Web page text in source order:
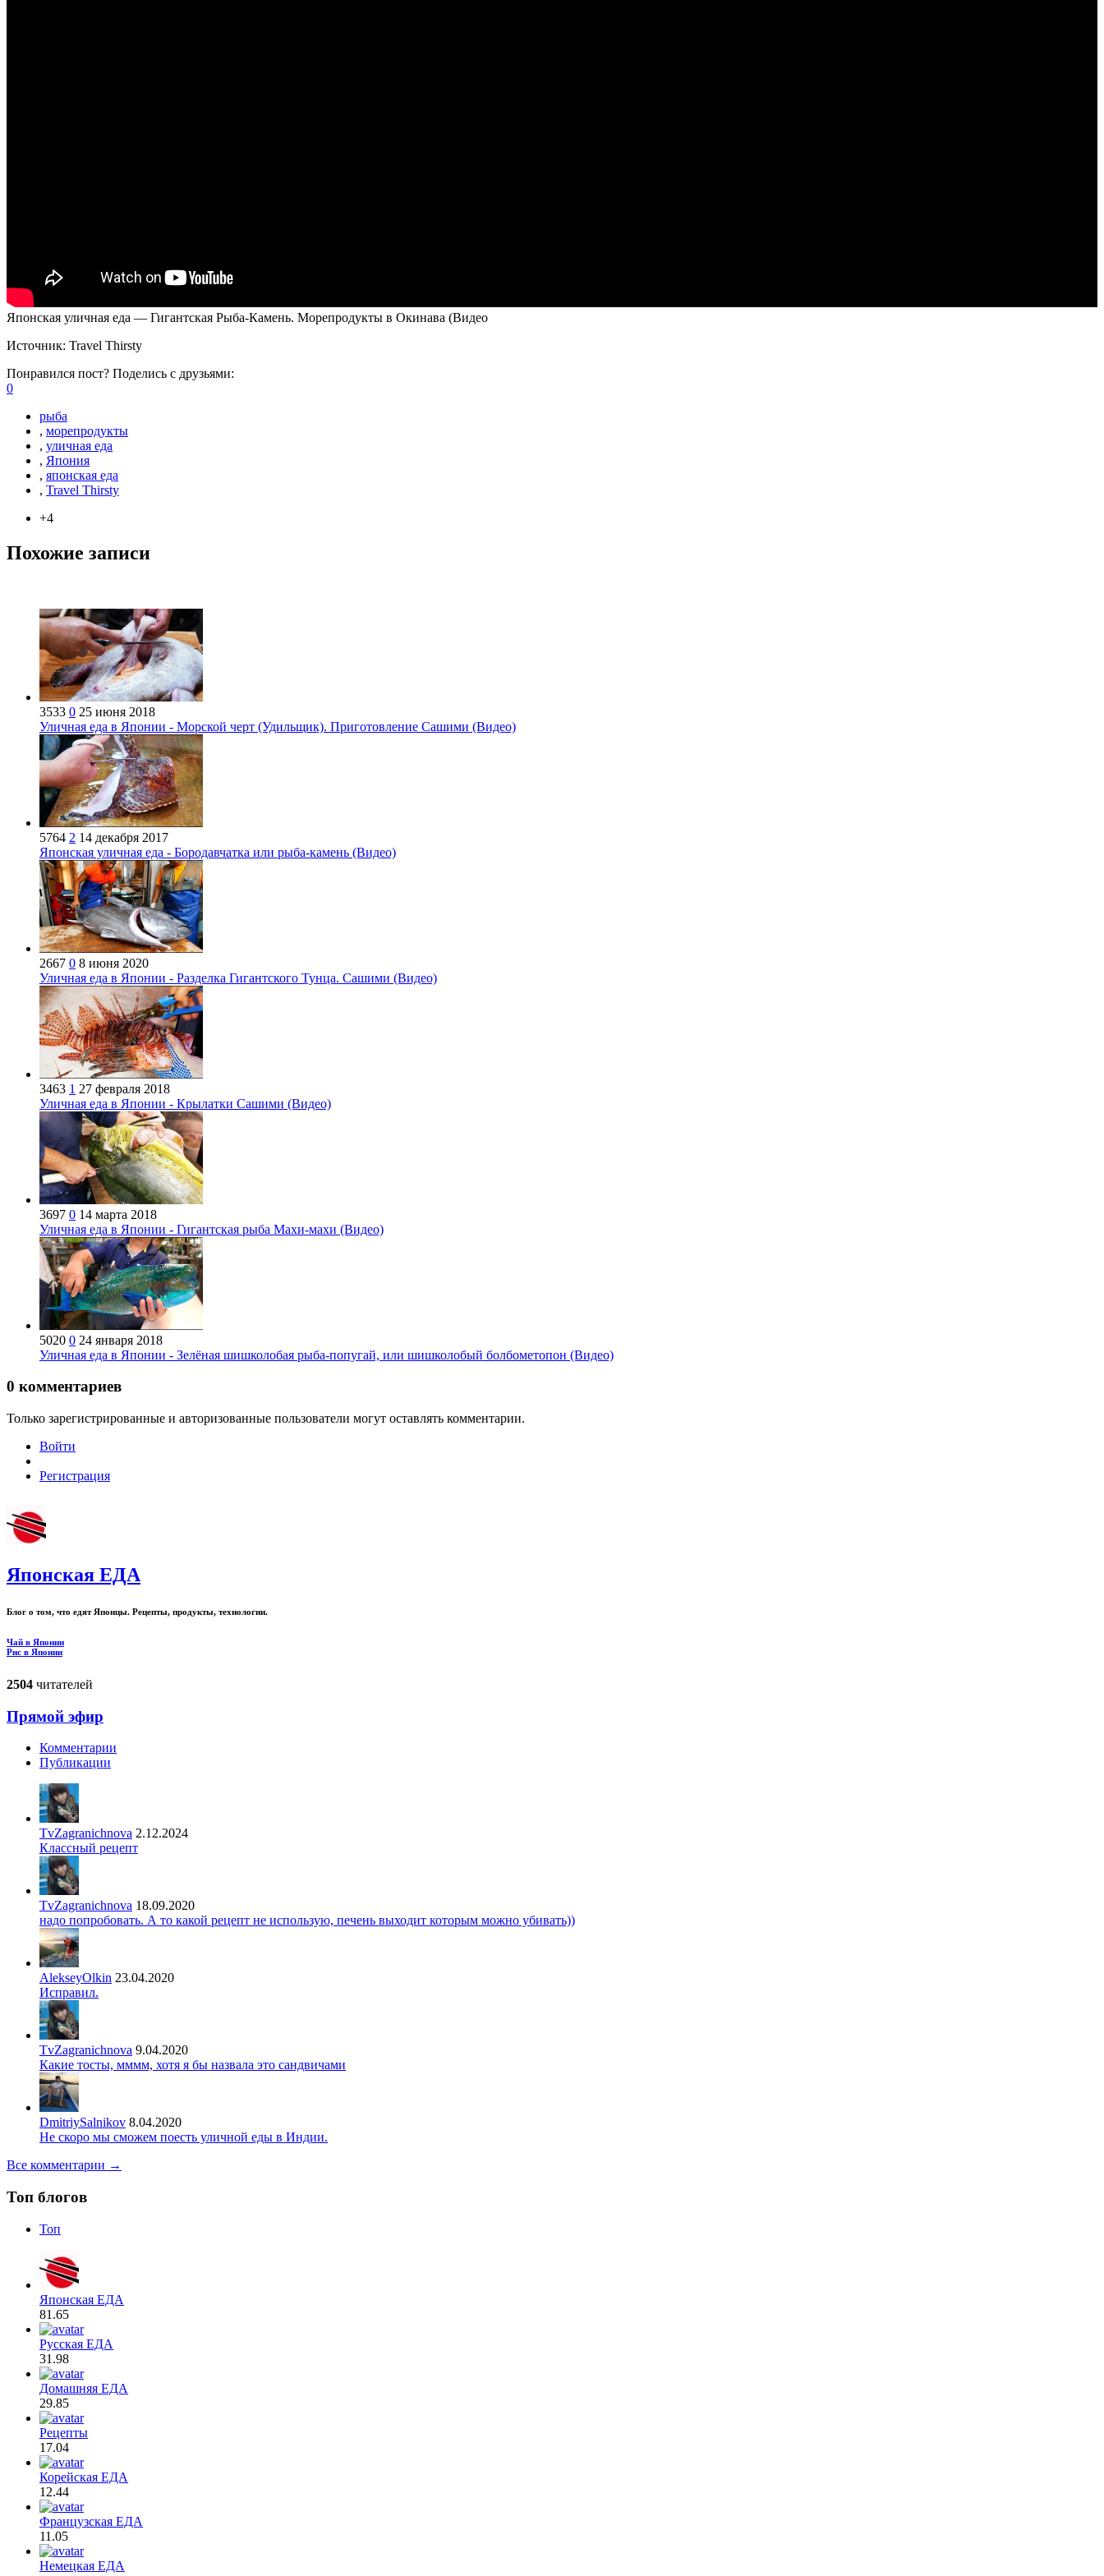
Японская уличная еда — Гигантская Рыба-Камень. Морепродукты в Окинава (Видео
Источник: Travel Thirsty
Понравился пост? Поделись с друзьями:
0
рыба
, морепродукты
, уличная еда
, Япония
, японская еда
, Travel Thirsty
+4
Похожие записи
3533 0 25 июня 2018
Уличная еда в Японии - Морской черт (Удильщик). Приготовление Сашими (Видео)
5764 2 14 декабря 2017
Японская уличная еда - Бородавчатка или рыба-камень (Видео)
2667 0 8 июня 2020
Уличная еда в Японии - Разделка Гигантского Тунца. Сашими (Видео)
3463 1 27 февраля 2018
Уличная еда в Японии - Крылатки Сашими (Видео)
3697 0 14 марта 2018
Уличная еда в Японии - Гигантская рыба Махи-махи (Видео)
5020 0 24 января 2018
Уличная еда в Японии - Зелёная шишколобая рыба-попугай, или шишколобый болбометопон (Видео)
0 комментариев
Только зарегистрированные и авторизованные пользователи могут оставлять комментарии.
Войти
Регистрация
Японская ЕДА
Блог о том, что едят Японцы. Рецепты, продукты, технологии.
Чай в Японии
Рис в Японии
2504 читателей
Прямой эфир
Комментарии
Публикации
TvZagranichnova 2.12.2024
Классный рецепт
TvZagranichnova 18.09.2020
надо попробовать. А то какой рецепт не использую, печень выходит которым можно убивать))
AlekseyOlkin 23.04.2020
Исправил.
TvZagranichnova 9.04.2020
Какие тосты, мммм, хотя я бы назвала это сандвичами
DmitriySalnikov 8.04.2020
Не скоро мы сможем поесть уличной еды в Индии.
Все комментарии →
Топ блогов
Топ
Японская ЕДА
81.65
Русская ЕДА
31.98
Домашняя ЕДА
29.85
Рецепты
17.04
Корейская ЕДА
12.44
Французская ЕДА
11.05
Немецкая ЕДА